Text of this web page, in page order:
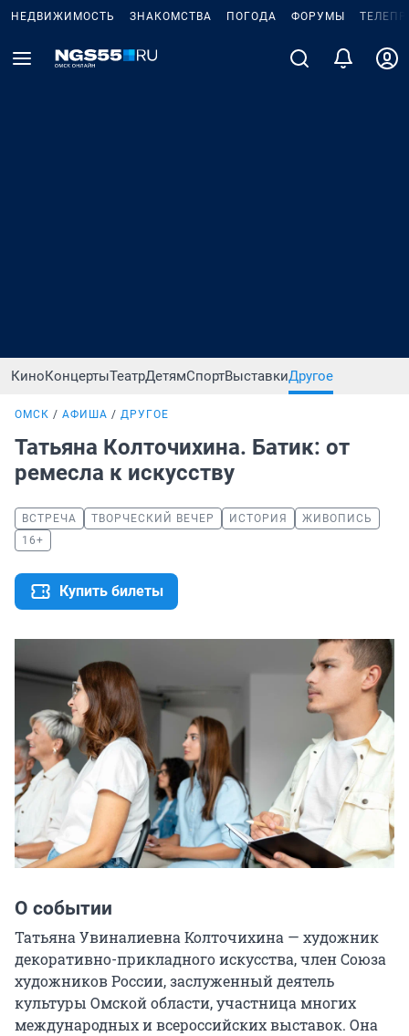
НЕДВИЖИМОСТЬ ЗНАКОМСТВА ПОГОДА ФОРУМЫ
КиноКонцертыТеатрДетямСпортВыставкиДругое
ОМСК АФИША ДРУГОЕ
Татьяна Колточихина. Батик: от
ремесла к искусству
ВСТРЕЧА ТВОРЧЕСКИЙ ВЕЧЕР ИСТОРИЯ
ЖИВОПИСЬ
16+
Купить билеты
О событии
Татьяна Увиналиевна Колточихина — художник
декоративно-прикладного искусства, член Союза
художников России, заслуженный деятель
культуры Омской области, участница многих
международных и всероссийских выставок. Она